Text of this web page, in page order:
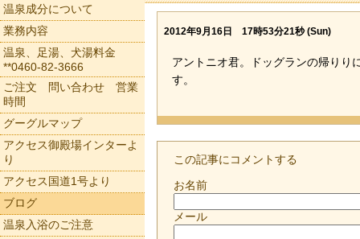
2012年9月16日 17時53分21秒 (Sun)
アントニオ君。ドッグランの帰りり
す。
この記事にコメントする
お名前
メール
温泉成分について
業務内容
温泉、足湯、犬湯料金
**0460-82-3666
ご注文 問い合わせ 営業
時間
グーグルマップ
アクセス御殿場インターよ
り
アクセス国道1号より
ブログ
温泉入浴のご注意